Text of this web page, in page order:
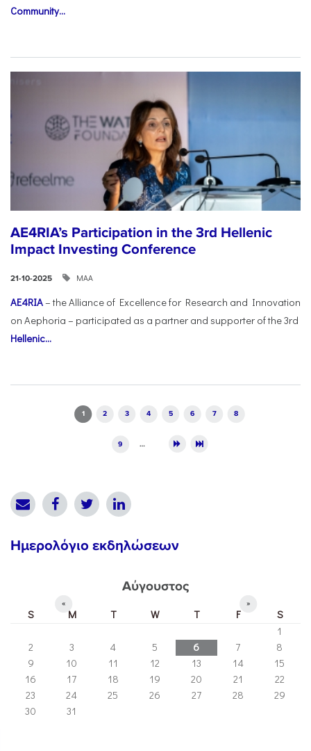
Community...
AE4RIA’s Participation in the 3rd Hellenic
Impact Investing Conference
21-10-2025 ΜΑΑ
AE4RIA– the Alliance of Excellence for Research and Innovation
on Aephoria – participated as a partner and supporter of the 3rd
Hellenic...
1 2 3 4 5 6 7 8
9 …
Ημερολόγιο εκδηλώσεων
Αύγουστος
« »
S M T W T F
S
1
2
3 4 5 6 7
8
9
10 11 12 13 14
15
16
17 18 19 20 21
22
23
24 25 26 27 28
29
30
31